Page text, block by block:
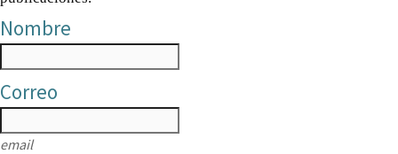
Nombre
Correo
email